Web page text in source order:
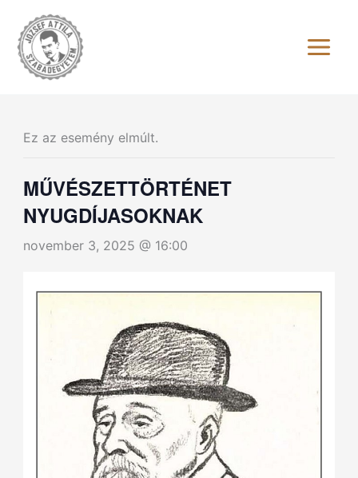
content
Ez az esemény elmúlt.
MŰVÉSZETTÖRTÉNET
NYUGDÍJASOKNAK
november 3, 2025 @ 16:00